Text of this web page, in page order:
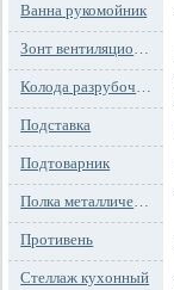
Ванна рукомойник
Зонт вентиляционный
Колода разрубочная
Подставка
Подтоварник
Полка металлическая
Противень
Стеллаж кухонный